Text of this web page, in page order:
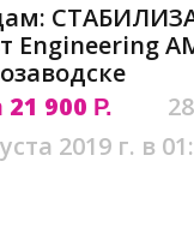
Engineering
21 900 Р.
2019 г. в